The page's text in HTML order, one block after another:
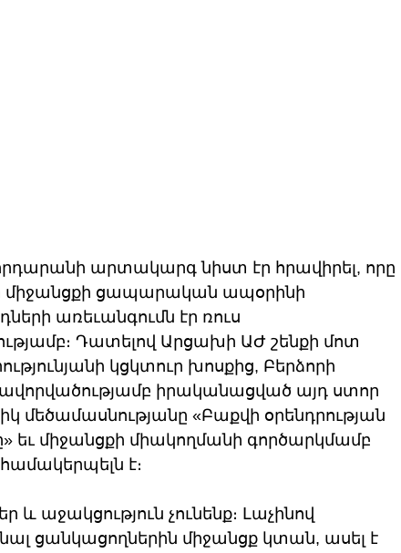
արտակարգ նիստ էր հրավիրել, որը
միջանցքի ցապարական ապօրինի
առեւանգումն էր ռուս
Դատելով Արցախի ԱԺ շենքի մոտ
կցկտուր խոսքից, Բերձորի
իրականացված այդ ստոր
«Բաքվի օրենդրության
եւ միջանցքի միակողմանի գործարկմամբ
է։
և աջակցություն չունենք։ Լաչինով
ցանկացողներին միջանցք կտան, ասել է